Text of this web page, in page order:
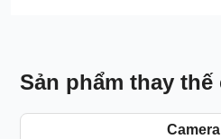
Sản phẩm thay